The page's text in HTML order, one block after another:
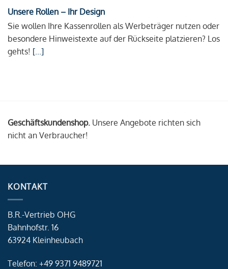
Unsere Rollen – Ihr Design
Sie wollen Ihre Kassenrollen als Werbeträger nutzen oder
besondere Hinweistexte auf der Rückseite platzieren? Los
gehts! [...]
Geschäftskundenshop. Unsere Angebote richten sich
nicht an Verbraucher!
KONTAKT
B.R.-Vertrieb OHG
Bahnhofstr. 16
63924 Kleinheubach
Telefon: +49 9371 9489721